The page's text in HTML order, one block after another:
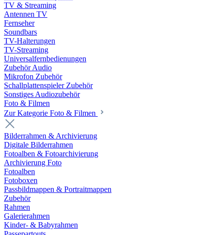
TV & Streaming
Antennen TV
Fernseher
Soundbars
TV-Halterungen
TV-Streaming
Universalfernbedienungen
Zubehör Audio
Mikrofon Zubehör
Schallplattenspieler Zubehör
Sonstiges Audiozubehör
Foto & Filmen
Zur Kategorie Foto & Filmen
Bilderrahmen & Archivierung
Digitale Bilderrahmen
Fotoalben & Fotoarchivierung
Archivierung Foto
Fotoalben
Fotoboxen
Passbildmappen & Portraitmappen
Zubehör
Rahmen
Galerierahmen
Kinder- & Babyrahmen